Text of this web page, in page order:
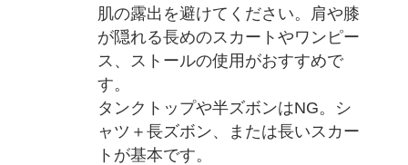
肌の露出を避けてください。肩や膝
が隠れる長めのスカートやワンピー
ス、ストールの使用がおすすめで
す。
タンクトップや半ズボンはNG。シ
ャツ＋長ズボン、または長いスカー
トが基本です。